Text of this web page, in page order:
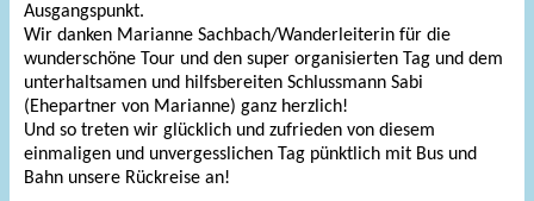
Ausgangspunkt.
Wir danken Marianne Sachbach/Wanderleiterin für die
wunderschöne Tour und den super organisierten Tag und dem
unterhaltsamen und hilfsbereiten Schlussmann Sabi
(Ehepartner von Marianne) ganz herzlich!
Und so treten wir glücklich und zufrieden von diesem
einmaligen und unvergesslichen Tag pünktlich mit Bus und
Bahn unsere Rückreise an!